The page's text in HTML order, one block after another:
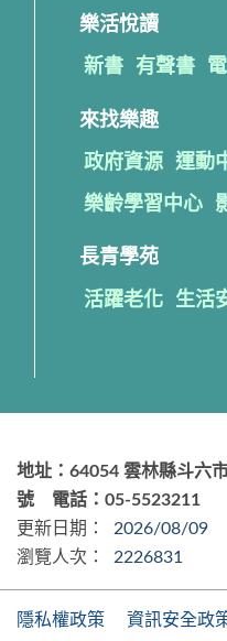
樂活悅讀
新書 有聲書
來找樂趣
政府資源 運動
樂齡學習中心
長青學苑
活躍老化 生活
地址：64054 雲林縣斗六
號 電話：05-5523211
更新日期：
2026/08/09
瀏覽人次：
2226831
隱私權政策 資訊安全政